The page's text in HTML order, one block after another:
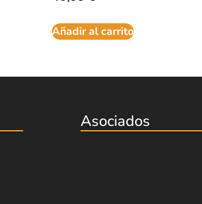
Añadir al carrito
Asociados